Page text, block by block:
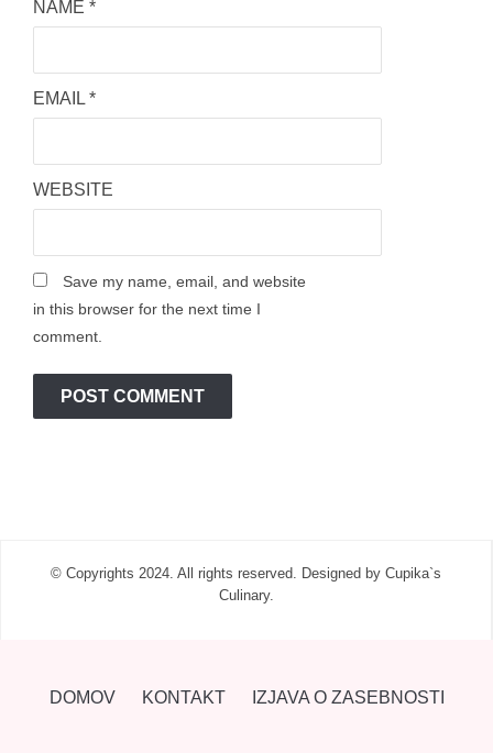
NAME *
EMAIL *
WEBSITE
Save my name, email, and website
in this browser for the next time I
comment.
© Copyrights 2024. All rights reserved. Designed by Cupika`s
Culinary.
DOMOV KONTAKT IZJAVA O ZASEBNOSTI